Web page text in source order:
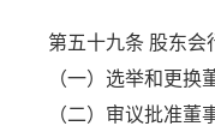
第五十九条 股东会
（一）选举和更
（二）审议批准董